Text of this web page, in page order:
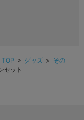
> グッズ > その
セット